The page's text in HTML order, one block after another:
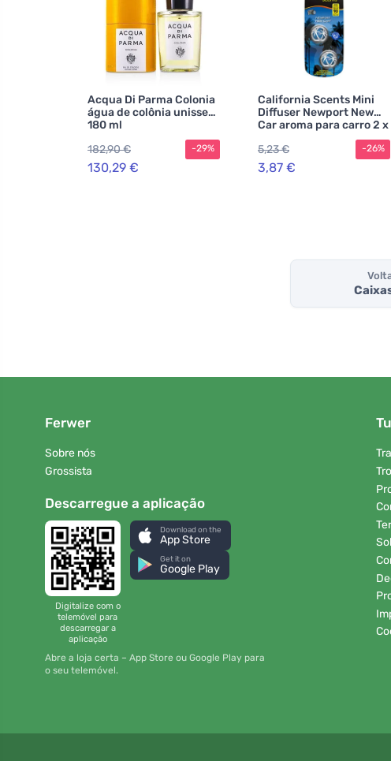
Acqua Di Parma Colonia
água de colônia unissex
180 ml
182,90 €
130,29 €
-29%
California Scents Mini
Diffuser Newport New
Car aroma para carro 2 x
5,23 €
3,87 €
-26%
Ferwer
Sobre nós
Grossista
Descarregue a aplicação
Digitalize com o
telemóvel para
descarregar a
aplicação
Download on the
App Store
Get it on
Google Play
Abre a loja certa – App Store ou Google Play para
o seu telemóvel.